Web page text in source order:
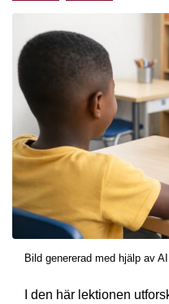
Bild genererad med hjälp av
I den här lektionen